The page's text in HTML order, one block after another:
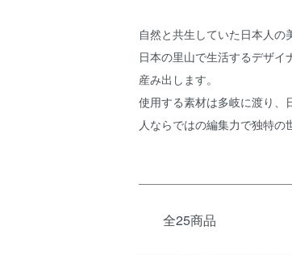
自然と共生していた日本人の
日本の里山で生活するデザ
産み出します。
使用する素材は多岐に渡り、
人ならではの編集力で独特の
全25商品